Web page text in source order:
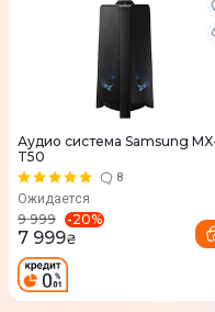
Аудио система Samsung
T50
8
Ожидается
9 999 -20%
7 999₴